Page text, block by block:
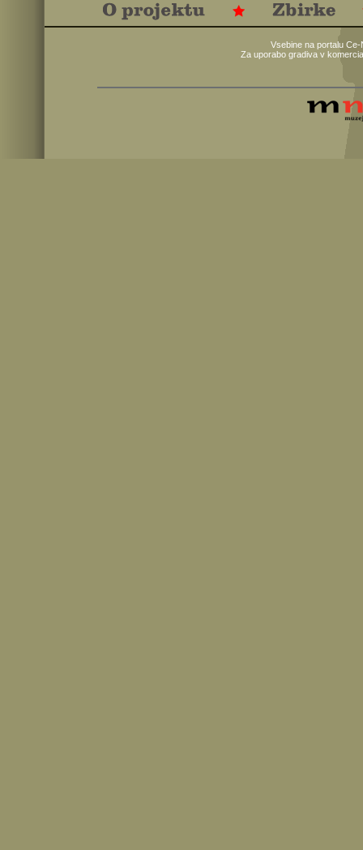
Vsebine na portalu
Za uporabo gradiva v